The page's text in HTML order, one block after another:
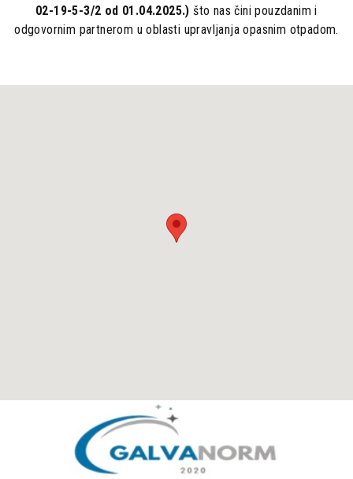
02-19-5-3/2 od 01.04.2025.) što nas čini pouzdanim i
odgovornim partnerom u oblasti upravljanja opasnim otpadom.